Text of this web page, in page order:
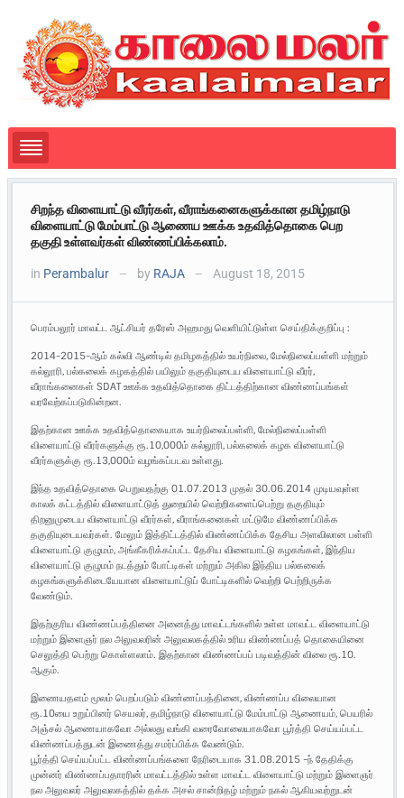
சிறந்த விளையாட்டு வீரர்கள், வீராங்கனைகளுக்கான தமிழ்நாடு
விளையாட்டு மேம்பாட்டு ஆணைய ஊக்க உதவித்தொகை பெற
தகுதி உள்ளவர்கள் விண்ணப்பிக்கலாம்.
in Perambalur — by RAJA — August 18, 2015
பெரம்பலூர் மாவட்ட ஆட்சியர் தரேஸ் அஹமது வெளியிட்டுள்ள செய்திக்குறிப்பு :
2014-2015-ஆம் கல்வி ஆண்டில் தமிழகத்தில் உயர்நிலை, மேல்நிலைப்பள்ளி மற்றும்
கல்லூரி, பல்கலைக் கழகத்தில் பயிலும் தகுதியுடைய விளையாட்டு வீரர்,
வீராங்கனைகள் SDAT ஊக்க உதவித்தொகை திட்டத்திற்கான விண்ணப்பங்கள்
வரவேற்கப்படுகின்றன.
இதற்கான ஊக்க உதவித்தொகையாக உயர்நிலைப்பள்ளி, மேல்நிலைப்பள்ளி
விளையாட்டு வீரர்களுக்கு ரூ.10,000ம் கல்லூரி, பல்கலைக் கழக விளையாட்டு
வீரர்களுக்கு ரூ.13,000ம் வழங்கப்படவ உள்ளது.
இந்த உதவித்தொகை பெறுவதற்கு 01.07.2013 முதல் 30.06.2014 முடியவுள்ள
காலக் கட்டத்தில் விளையாட்டுத் துறையில் வெற்றிகளைப்பெற்று தகுதியும்
திறனுமுடைய விளையாட்டு வீரர்கள், வீராங்கனைகள் மட்டுமே விண்ணப்பிக்க
தகுதியுடையவர்கள். மேலும் இத்திட்டத்தில் விண்ணப்பிக்க தேசிய அளவிலான பள்ளி
விளையாட்டு குழுமம், அங்கீகரிக்கப்பட்ட தேசிய விளையாட்டு கழகங்கள், இந்திய
விளையாட்டு குழுமம் நடத்தும் போட்டிகள் மற்றும் அகில இந்திய பல்கலைக்
கழகங்களுக்கிடையேயான விளையாட்டுப் போட்டிகளில் வெற்றி பெற்றிருக்க
வேண்டும்.
இதற்குரிய விண்ணப்பத்தினை அனைத்து மாவட்டங்களில் உள்ள மாவட்ட விளையாட்டு
மற்றும் இளைஞர் நல அலுவலரின் அலுவலகத்தில் உரிய விண்ணப்பத் தொகையினை
செலுத்தி பெற்று கொள்ளலாம். இதற்கான விண்ணப்பப் படிவத்தின் விலை ரூ.10.
ஆகும்.
இணையதளம் மூலம் பெறப்படும் விண்ணப்பத்தினை, விண்ணப்ப விலையான
ரூ.10யை உறுப்பினர் செயலர், தமிழ்நாடு விளையாட்டு மேம்பாட்டு ஆணையம், பெயரில்
அஞ்சல் ஆணையாகவோ அல்லது வங்கி வரைவோலையாகவோ பூர்த்தி செய்யப்பட்ட
விண்ணப்பத்துடன் இணைத்து சமர்ப்பிக்க வேண்டும்.
பூர்த்தி செய்யப்பட்ட விண்ணப்பங்களை நேரிடையாக 31.08.2015 -ந் தேதிக்கு
முன்னர் விண்ணப்பதாரரின் மாவட்டத்தில் உள்ள மாவட்ட விளையாட்டு மற்றும் இளைஞர்
நல அலுவலர் அலுவலகத்தில் தக்க அசல் சான்றிதழ் மற்றும் நகல் ஆகியவற்றுடன்